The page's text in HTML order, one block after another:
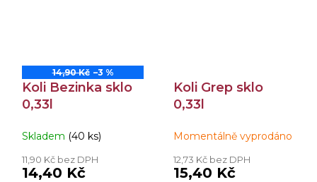
14,90 Kč –3 %
Koli Bezinka sklo
0,33l
Skladem (40 ks)
11,90 Kč bez DPH
14,40 Kč
Koli Grep sklo
0,33l
Momentálně vyprodáno
12,73 Kč bez DPH
15,40 Kč